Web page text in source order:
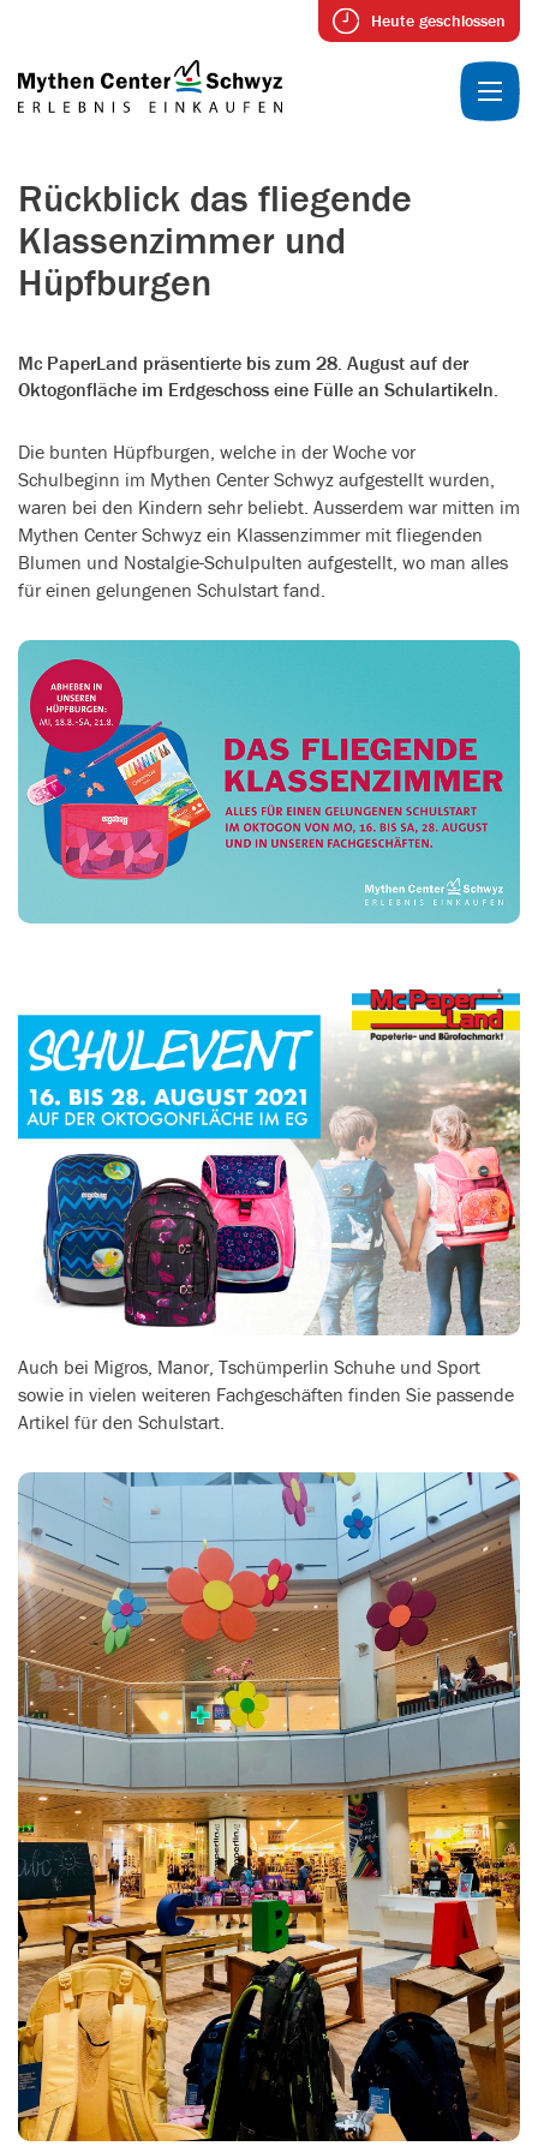
Heute geschlossen
Rückblick das fliegende
Klassenzimmer und
Hüpfburgen
Mc PaperLand präsentierte bis zum 28. August auf der
Oktogonfläche im Erdgeschoss eine Fülle an Schulartikeln.
Die bunten Hüpfburgen, welche in der Woche vor
Schulbeginn im Mythen Center Schwyz aufgestellt wurden,
waren bei den Kindern sehr beliebt. Ausserdem war mitten im
Mythen Center Schwyz ein Klassenzimmer mit fliegenden
Blumen und Nostalgie-Schulpulten aufgestellt, wo man alles
für einen gelungenen Schulstart fand.
Auch bei Migros, Manor, Tschümperlin Schuhe und Sport
sowie in vielen weiteren Fachgeschäften finden Sie passende
Artikel für den Schulstart.